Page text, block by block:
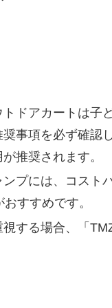
ドアカートは子
事項を必ず確認
推奨されます。
プには、コスト
すすめです。
する場合、「